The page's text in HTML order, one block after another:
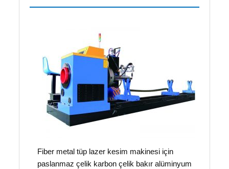
Fiber metal tüp lazer kesim makinesi için
paslanmaz çelik karbon çelik bakır alüminyum